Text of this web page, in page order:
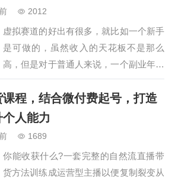
量的幽灵娘视频，其中不少是用 AI 工具
2012
虚拟赛道的好出有很多，就比如一个新手
是可做的，虽然收入的天花板不是那么
高，但是对于普通人来说，一个副业年收
入几万或者几十万已经很不错了。虚拟赛
道利润高，基本上属于0成本，百分之80
以上的利润，是其他行业想都不敢想的。
而且不需要太多人就可以操作，1-2个人
低，你要是做…
程，结合微付费起号，打造
人能力
1689
你能收获什么?一套完整的自然流直播带
货方法训练成运营型主播以便复制裂变从